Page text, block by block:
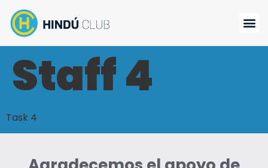
Staff 4
Task 4